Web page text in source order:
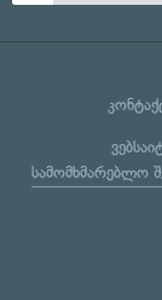
სამომხმარებლო